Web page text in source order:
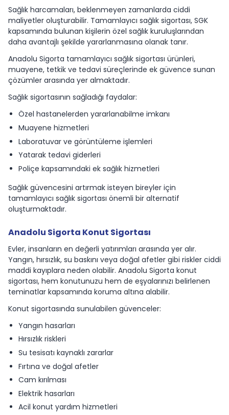
Sağlık harcamaları, beklenmeyen zamanlarda ciddi
maliyetler oluşturabilir. Tamamlayıcı sağlık sigortası, SGK
kapsamında bulunan kişilerin özel sağlık kuruluşlarından
daha avantajlı şekilde yararlanmasına olanak tanır.
Anadolu Sigorta tamamlayıcı sağlık sigortası ürünleri,
muayene, tetkik ve tedavi süreçlerinde ek güvence sunan
çözümler arasında yer almaktadır.
Sağlık sigortasının sağladığı faydalar:
Özel hastanelerden yararlanabilme imkanı
Muayene hizmetleri
Laboratuvar ve görüntüleme işlemleri
Yatarak tedavi giderleri
Poliçe kapsamındaki ek sağlık hizmetleri
Sağlık güvencesini artırmak isteyen bireyler için
tamamlayıcı sağlık sigortası önemli bir alternatif
oluşturmaktadır.
Anadolu Sigorta Konut Sigortası
Evler, insanların en değerli yatırımları arasında yer alır.
Yangın, hırsızlık, su baskını veya doğal afetler gibi riskler ciddi
maddi kayıplara neden olabilir. Anadolu Sigorta konut
sigortası, hem konutunuzu hem de eşyalarınızı belirlenen
teminatlar kapsamında koruma altına alabilir.
Konut sigortasında sunulabilen güvenceler:
Yangın hasarları
Hırsızlık riskleri
Su tesisatı kaynaklı zararlar
Fırtına ve doğal afetler
Cam kırılması
Elektrik hasarları
Acil konut yardım hizmetleri